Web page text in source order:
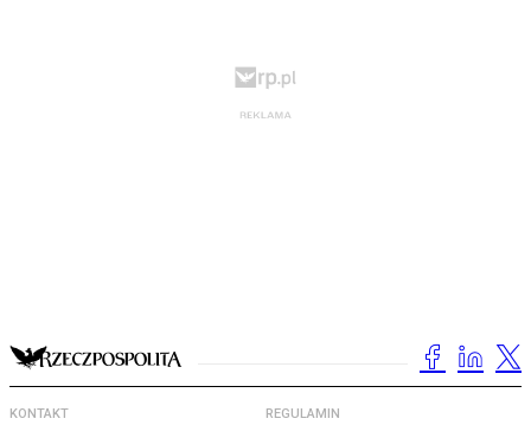
KONTAKT REGULAMIN